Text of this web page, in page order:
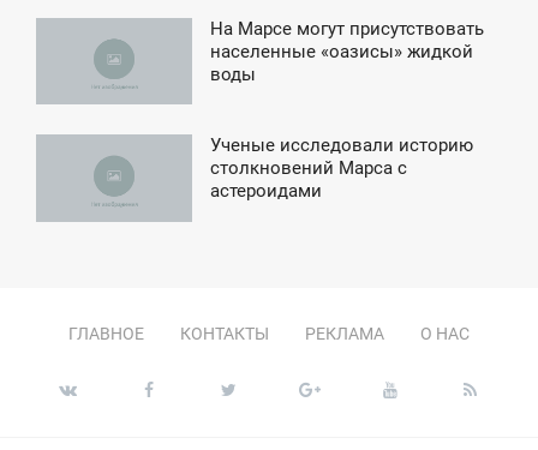
На Марсе могут присутствовать
населенные «оазисы» жидкой
воды
Ученые исследовали историю
столкновений Марса с
астероидами
ГЛАВНОЕ КОНТАКТЫ РЕКЛАМА О НАС